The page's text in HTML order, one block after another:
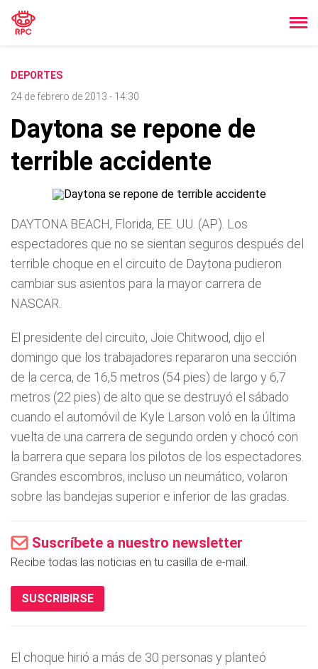
DEPORTES
24 de febrero de 2013 - 14:30
Daytona se repone de
terrible accidente
DAYTONA BEACH, Florida, EE. UU. (AP). Los
espectadores que no se sientan seguros después del
terrible choque en el circuito de Daytona pudieron
cambiar sus asientos para la mayor carrera de
NASCAR.
El presidente del circuito, Joie Chitwood, dijo el
domingo que los trabajadores repararon una sección
de la cerca, de 16,5 metros (54 pies) de largo y 6,7
metros (22 pies) de alto que se destruyó el sábado
cuando el automóvil de Kyle Larson voló en la última
vuelta de una carrera de segundo orden y chocó con
la barrera que separa los pilotos de los espectadores.
Grandes escombros, incluso un neumático, volaron
sobre las bandejas superior e inferior de las gradas.
Suscríbete a nuestro newsletter
Recibe todas las noticias en tu casilla de e-mail.
SUSCRIBIRSE
El choque hirió a más de 30 personas y planteó